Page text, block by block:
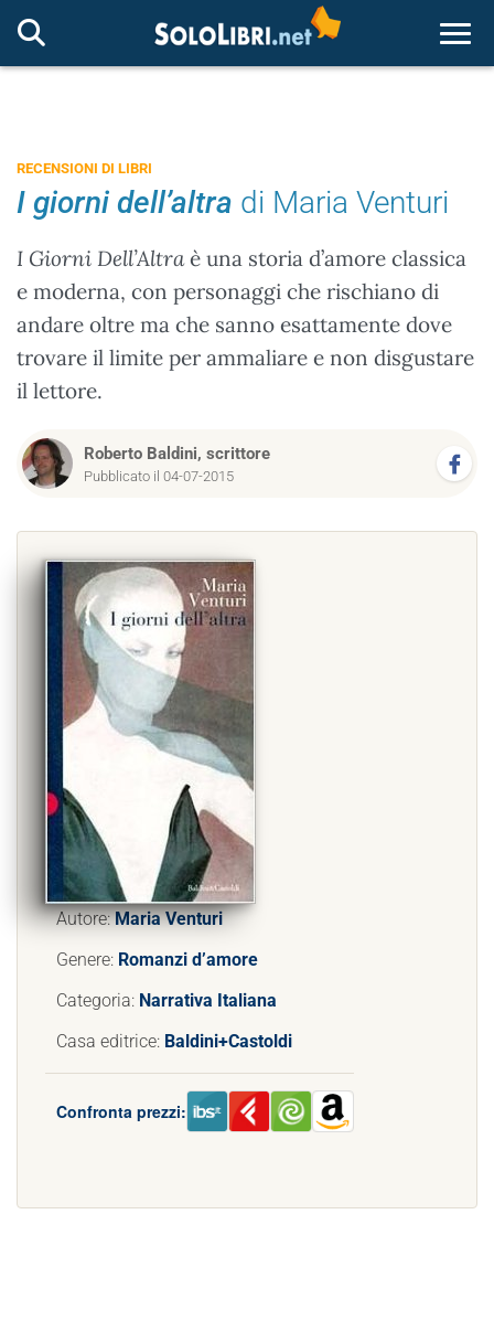
RECENSIONI DI LIBRI
I giorni dell’altra di Maria Venturi
I Giorni Dell’Altraè una storia d’amore classica
e moderna, con personaggi che rischiano di
andare oltre ma che sanno esattamente dove
trovare il limite per ammaliare e non disgustare
il lettore.
Roberto Baldini, scrittore
Pubblicato il 04-07-2015
Autore:Maria Venturi
Genere: Romanzi d’amore
Categoria: Narrativa Italiana
Casa editrice: Baldini+Castoldi
Confronta prezzi: